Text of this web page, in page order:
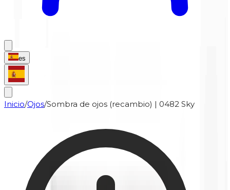
es
Inicio/Ojos/Sombra de ojos (recambio) | 0482 Sky